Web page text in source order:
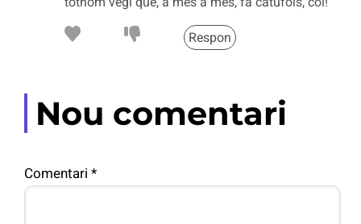
Respon
Nou comentari
Comentari *